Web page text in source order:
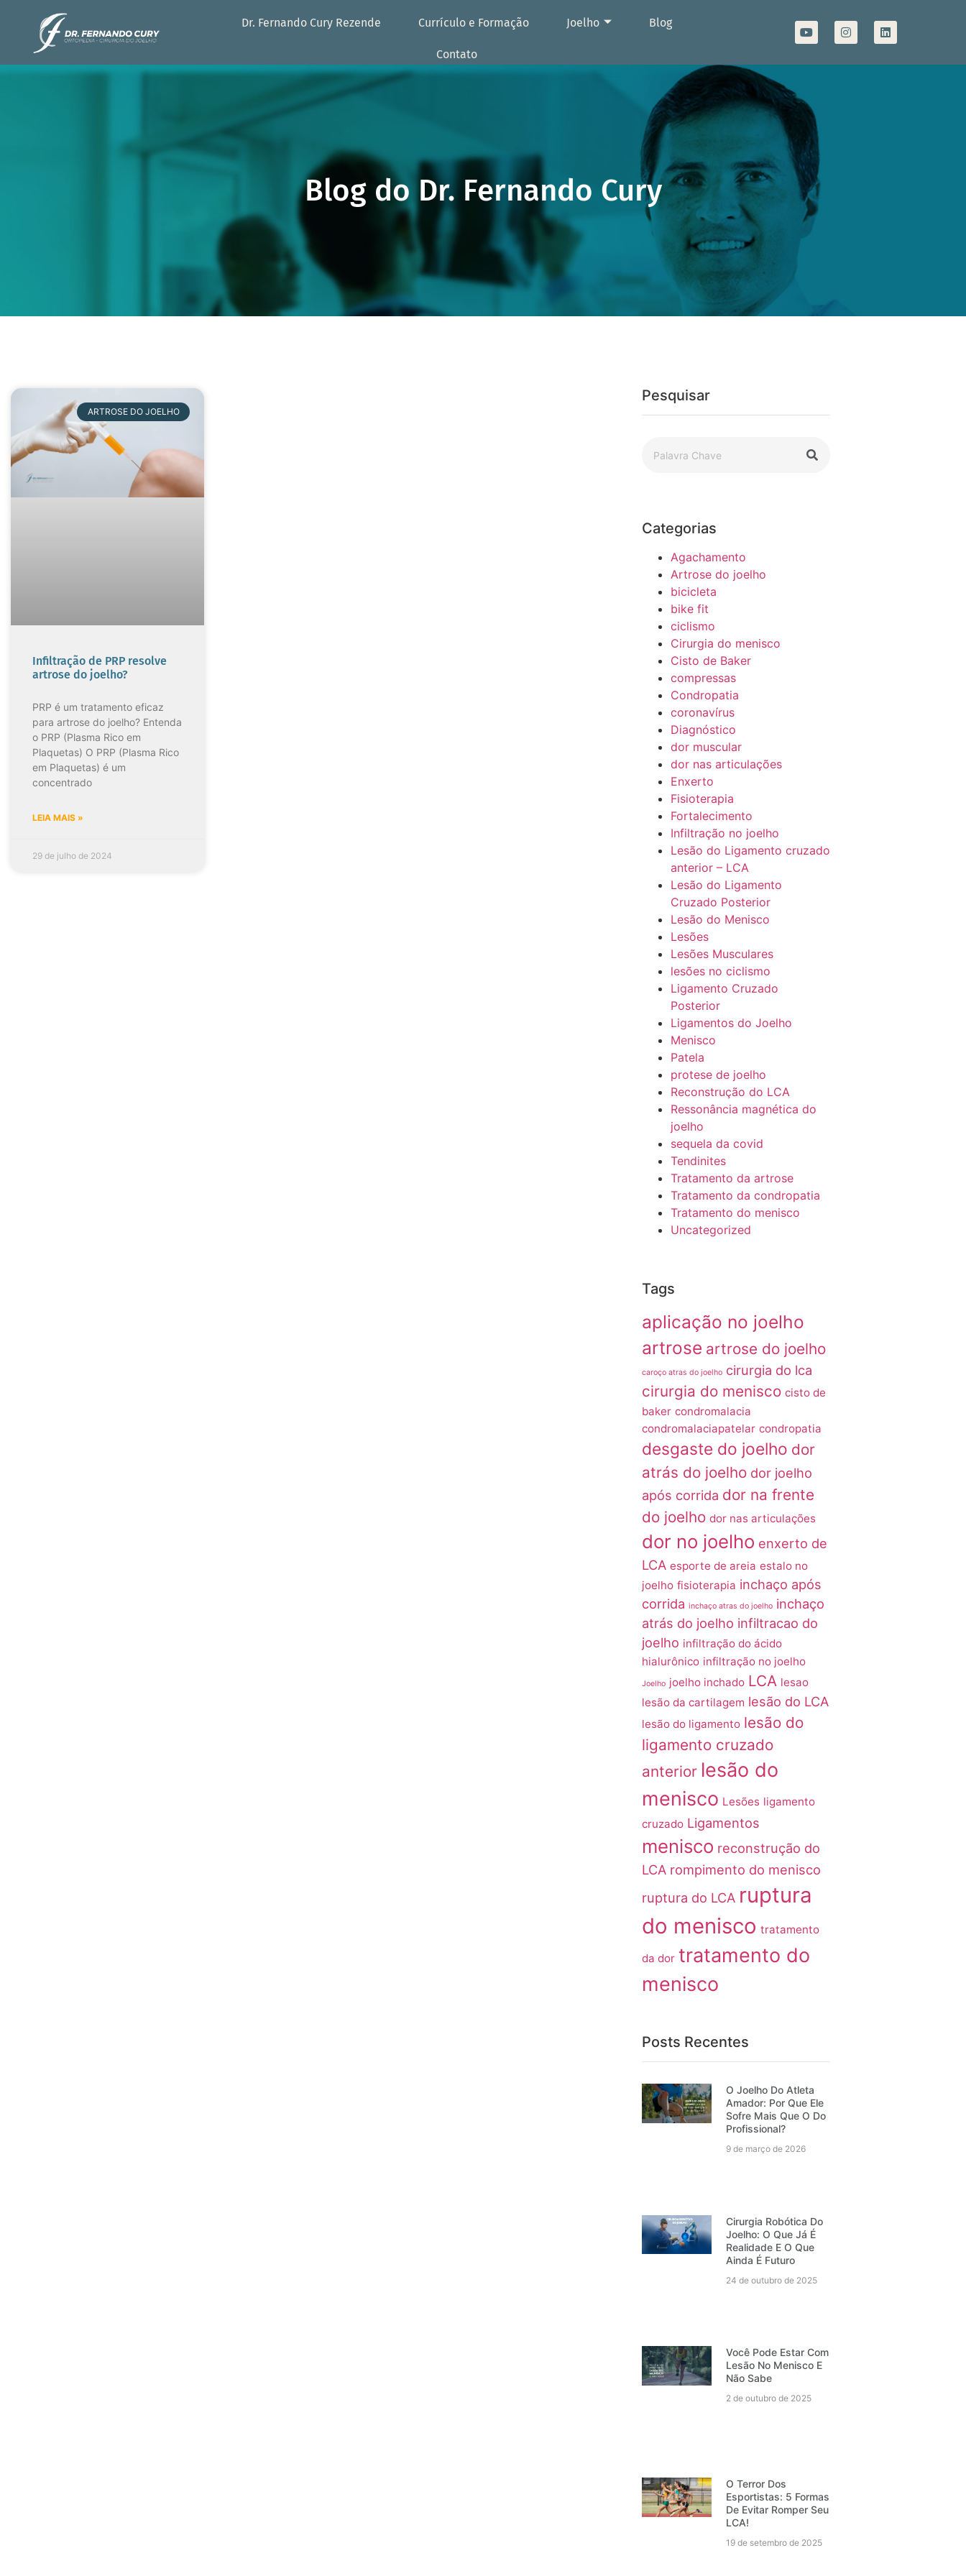
Dr. Fernando Cury Rezende Currículo e Formação Joelho Blog
Contato
Blog do Dr. Fernando Cury
ARTROSE DO JOELHO
Infiltração de PRP resolve
artrose do joelho?
PRP é um tratamento eficaz
para artrose do joelho? Entenda
o PRP (Plasma Rico em
Plaquetas) O PRP (Plasma Rico
em Plaquetas) é um
concentrado
LEIA MAIS »
29 de julho de 2024
Pesquisar
Categorias
Agachamento
Artrose do joelho
bicicleta
bike fit
ciclismo
Cirurgia do menisco
Cisto de Baker
compressas
Condropatia
coronavírus
Diagnóstico
dor muscular
dor nas articulações
Enxerto
Fisioterapia
Fortalecimento
Infiltração no joelho
Lesão do Ligamento cruzado
anterior – LCA
Lesão do Ligamento
Cruzado Posterior
Lesão do Menisco
Lesões
Lesões Musculares
lesões no ciclismo
Ligamento Cruzado
Posterior
Ligamentos do Joelho
Menisco
Patela
protese de joelho
Reconstrução do LCA
Ressonância magnética do
joelho
sequela da covid
Tendinites
Tratamento da artrose
Tratamento da condropatia
Tratamento do menisco
Uncategorized
Tags
aplicação no joelho
artrose artrose do joelho
caroço atras do joelho cirurgia do lca
cirurgia do menisco cisto de
baker condromalacia
condromalaciapatelar condropatia
desgaste do joelho dor
atrás do joelho dor joelho
após corrida dor na frente
do joelho dor nas articulações
dor no joelho enxerto de
LCA esporte de areia estalo no
joelho fisioterapia inchaço após
corrida inchaço atras do joelho inchaço
atrás do joelho infiltracao do
joelho infiltração do ácido
hialurônico infiltração no joelho
Joelho joelho inchado LCA lesao
lesão da cartilagem lesão do LCA
lesão do ligamento lesão do
ligamento cruzado
anterior lesão do
menisco Lesões ligamento
cruzado Ligamentos
menisco reconstrução do
LCA rompimento do menisco
ruptura do LCA ruptura
do menisco tratamento
da dor tratamento do
menisco
Posts Recentes
O Joelho Do Atleta
Amador: Por Que Ele
Sofre Mais Que O Do
Profissional?
9 de março de 2026
Cirurgia Robótica Do
Joelho: O Que Já É
Realidade E O Que
Ainda É Futuro
24 de outubro de 2025
Você Pode Estar Com
Lesão No Menisco E
Não Sabe
2 de outubro de 2025
O Terror Dos
Esportistas: 5 Formas
De Evitar Romper Seu
LCA!
19 de setembro de 2025